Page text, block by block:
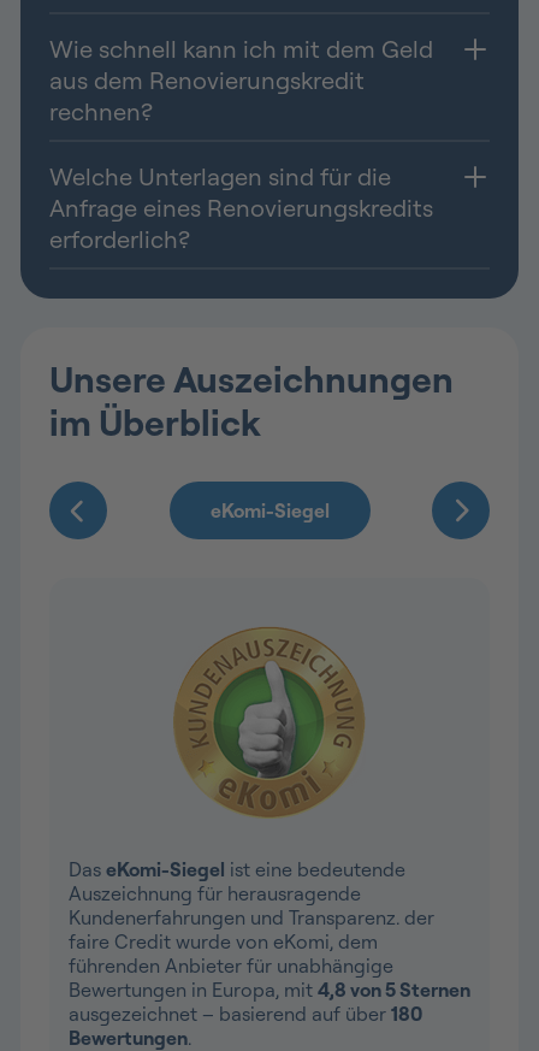
Wie schnell kann ich mit dem Geld
aus dem Renovierungskredit
rechnen?
Welche Unterlagen sind für die
Anfrage eines Renovierungskredits
erforderlich?
Unsere Auszeichnungen
im Überblick
Das eKomi-Siegel ist eine bedeutende
Auszeichnung für herausragende
Kundenerfahrungen und Transparenz. der
faire Credit wurde von eKomi, dem
führenden Anbieter für unabhängige
Bewertungen in Europa, mit 4,8 von 5 Sternen
ausgezeichnet – basierend auf über 180
Bewertungen.